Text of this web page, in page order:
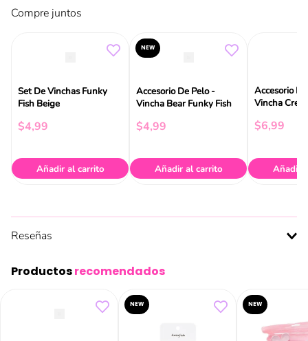
Compre juntos
Set De Vinchas Funky
Fish Beige
$4,99
Añadir al carrito
NEW
Accesorio De Pelo -
Vincha Bear Funky Fish
$4,99
Añadir al carrito
Accesorio
Vincha
$6,99
Añadir
Reseñas
Productosrecomendados
NEW NEW